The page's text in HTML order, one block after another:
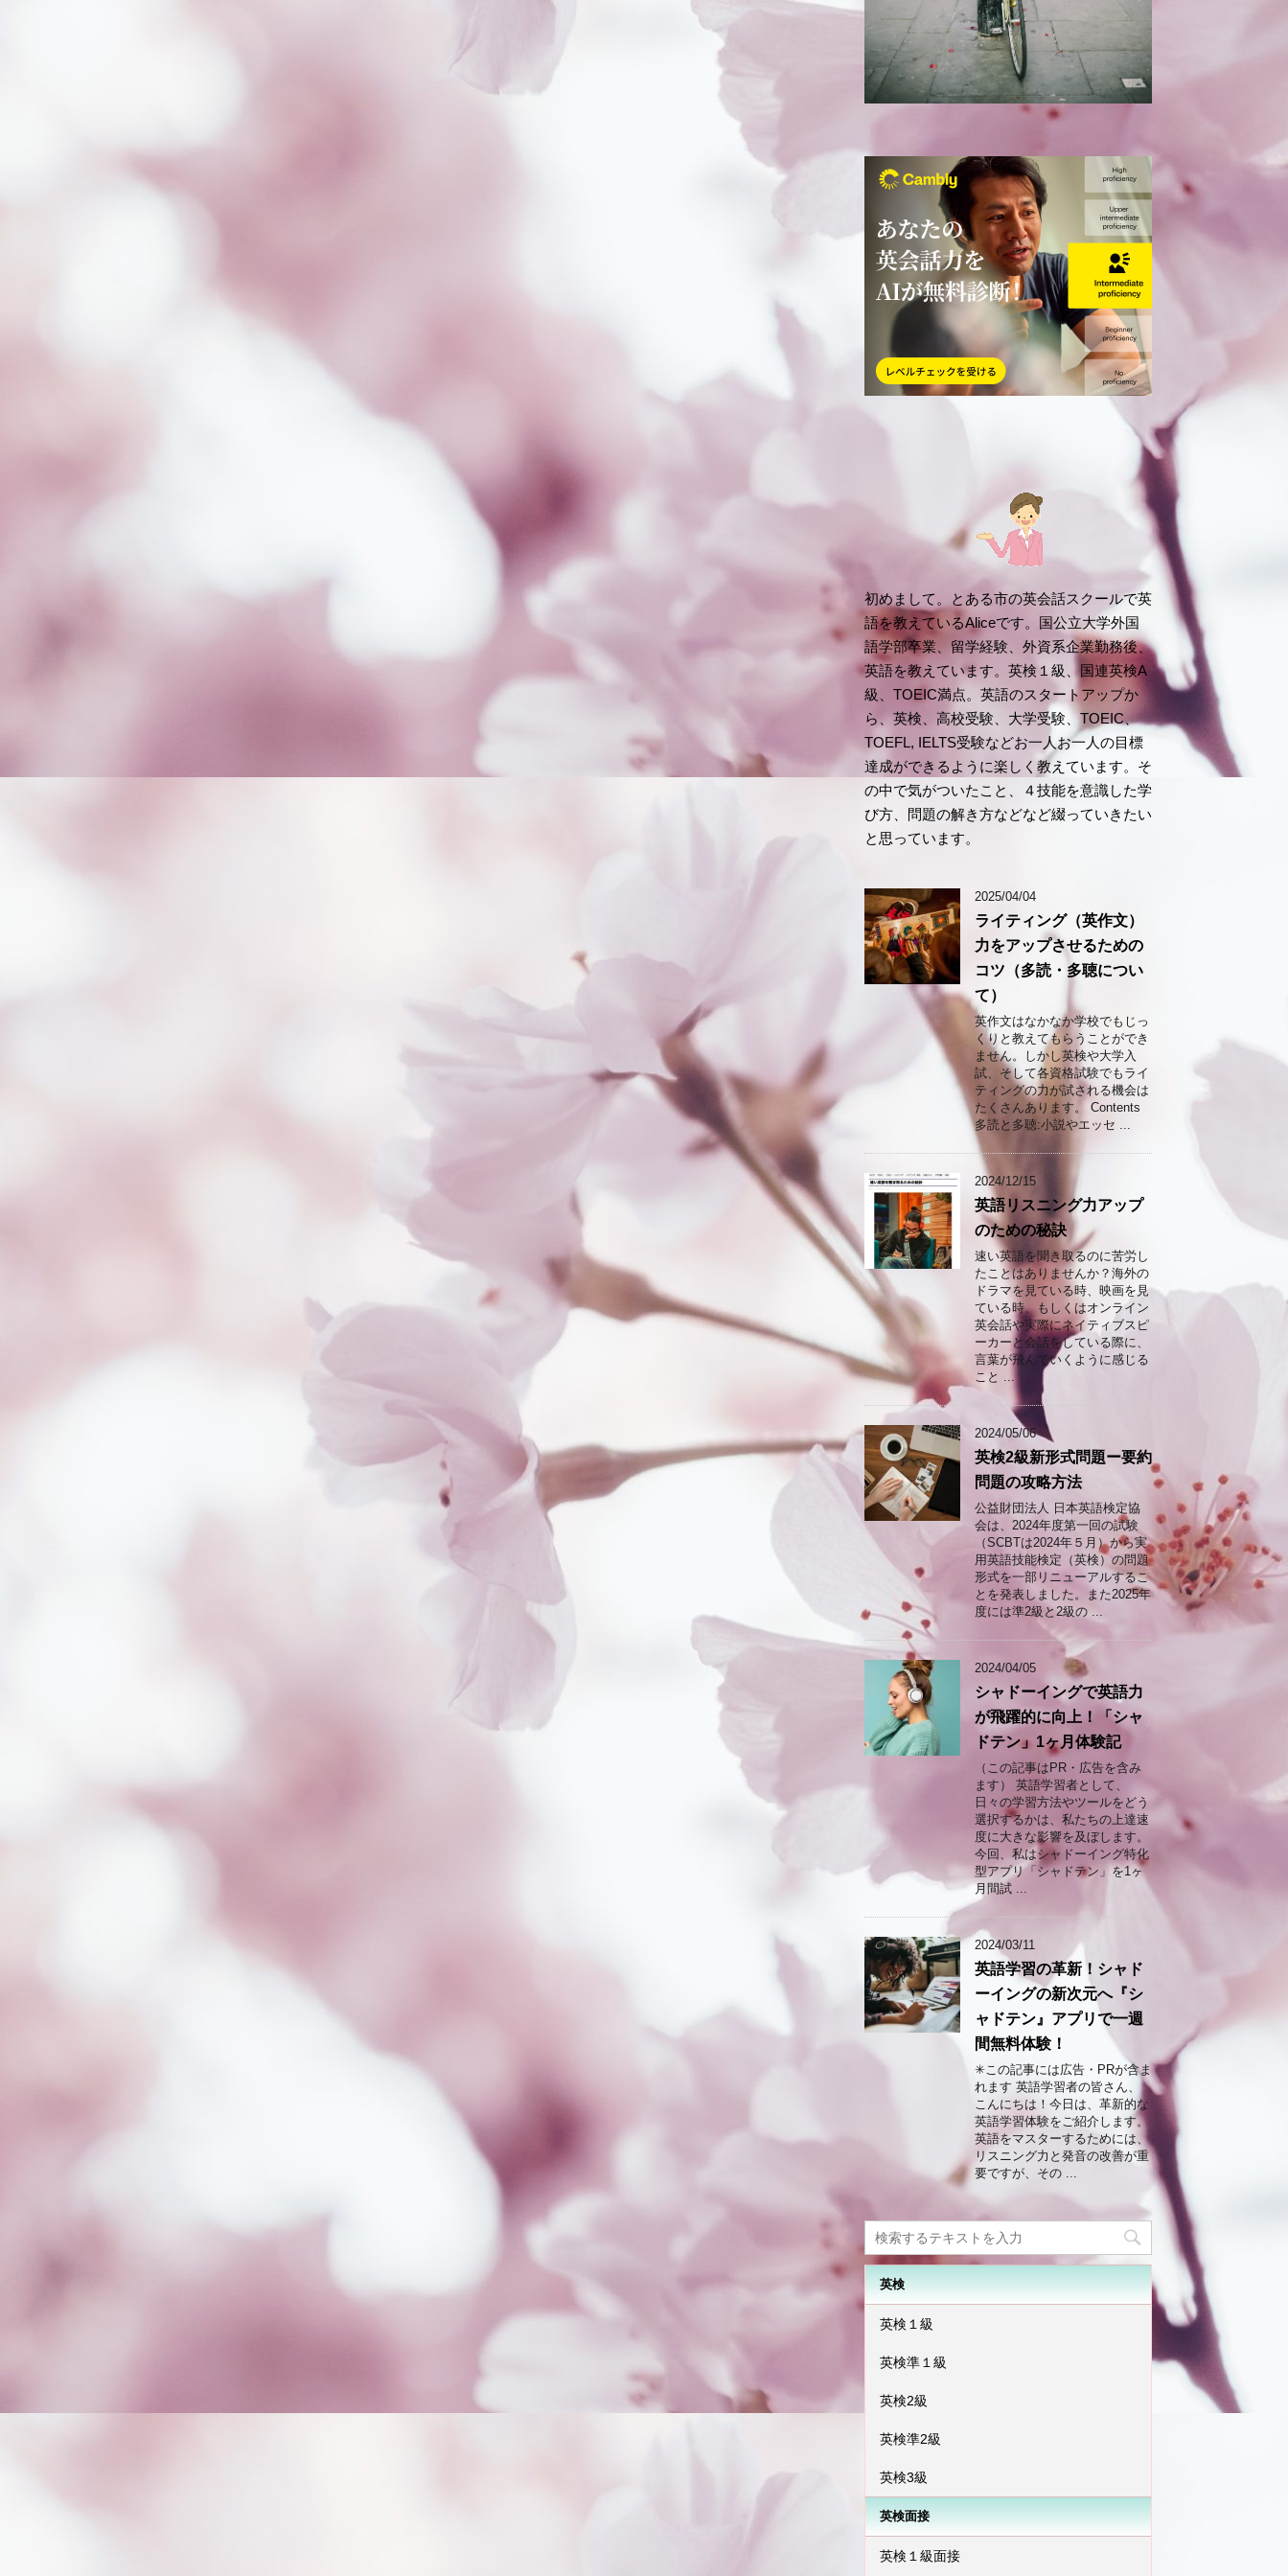
初めまして。とある市の英会話スクールで英
語を教えているAliceです。国公立大学外国
語学部卒業、留学経験、外資系企業勤務後、
英語を教えています。英検１級、国連英検A
級、TOEIC満点。英語のスタートアップか
ら、英検、高校受験、大学受験、TOEIC、
TOEFL, IELTS受験などお一人お一人の目標
達成ができるように楽しく教えています。そ
の中で気がついたこと、４技能を意識した学
び方、問題の解き方などなど綴っていきたい
と思っています。
2025/04/04
ライティング（英作文）
力をアップさせるための
コツ（多読・多聴につい
て）
英作文はなかなか学校でもじっ
くりと教えてもらうことができ
ません。しかし英検や大学入
試、そして各資格試験でもライ
ティングの力が試される機会は
たくさんあります。 Contents
多読と多聴:小説やエッセ ...
2024/12/15
英語リスニング力アップ
のための秘訣
速い英語を聞き取るのに苦労し
たことはありませんか？海外の
ドラマを見ている時、映画を見
ている時、もしくはオンライン
英会話や実際にネイティブスピ
ーカーと会話をしている際に、
言葉が飛んでいくように感じる
こと ...
2024/05/06
英検2級新形式問題ー要約
問題の攻略方法
公益財団法人 日本英語検定協
会は、2024年度第一回の試験
（SCBTは2024年５月）から実
用英語技能検定（英検）の問題
形式を一部リニューアルするこ
とを発表しました。また2025年
度には準2級と2級の ...
2024/04/05
シャドーイングで英語力
が飛躍的に向上！「シャ
ドテン」1ヶ月体験記
（この記事はPR・広告を含み
ます） 英語学習者として、
日々の学習方法やツールをどう
選択するかは、私たちの上達速
度に大きな影響を及ぼします。
今回、私はシャドーイング特化
型アプリ「シャドテン」を1ヶ
月間試 ...
2024/03/11
英語学習の革新！シャド
ーイングの新次元へ『シ
ャドテン』アプリで一週
間無料体験！
✳︎この記事には広告・PRが含ま
れます 英語学習者の皆さん、
こんにちは！今日は、革新的な
英語学習体験をご紹介します。
英語をマスターするためには、
リスニング力と発音の改善が重
要ですが、その ...
英検
英検１級
英検準１級
英検2級
英検準2級
英検3級
英検面接
英検１級面接